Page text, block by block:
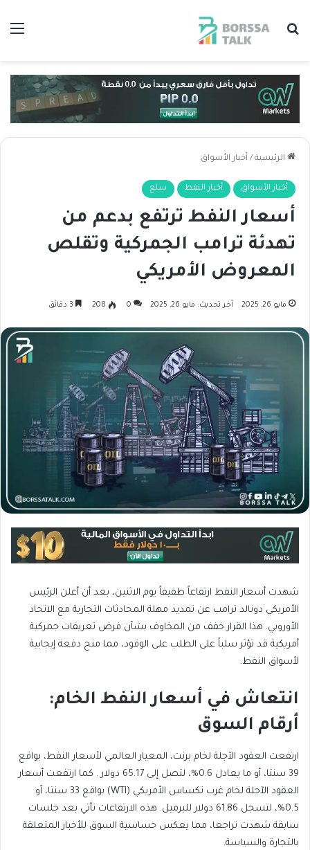
بحث عن
الرئيسية / أخبار الأسواق
أخبار الأسواق أخبار النفط سلع
أسعار النفط ترتفع بدعم من
تهدئة ترامب الجمركية وتقلص
المعروض الأمريكي
مايو 26, 2025 آخر تحديث: مايو 26, 2025 0
208
شهدت أسعار النفط ارتفاعاً طفيفاً يوم الاثنين، بعد أن أعلن الرئيس
الأمريكي دونالد ترامب عن تمديد مهلة المحادثات التجارية مع الاتحاد
الأوروبي. هذا القرار خفف من المخاوف بشأن فرض تعريفات جمركية
أمريكية قد تؤثر سلباً على الطلب على الوقود، مما منح دفعة إيجابية
لأسواق النفط.
انتعاش في أسعار النفط الخام:
أرقام السوق
ارتفعت العقود الآجلة لخام برنت، المعيار العالمي لأسعار النفط، بواقع
39 سنتا، أو ما يعادل 0.6%، لتصل إلى 65.17 دولار . كما ارتفعت أسعار
العقود الآجلة لخام غرب تكساس الأمريكي (WTI) بواقع 33 سنتا، أو
0.5%، لتسجل 61.86 دولار للبرميل. هذه الارتفاعات تأتي بعد جلسات
سابقة شهدت تراجعا، مما يعكس حساسية السوق للأخبار المتعلقة
بالتجارة والسياسة.